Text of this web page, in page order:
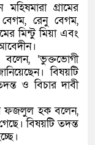
গ্রামের
রেনু বেগম,
মিন্টু মিয়া এবং
‘ভুক্তভোগী
বিষয়টি
ও বিচার দাবী
ফজলুল হক বলেন,
বিষয়টি তদন্ত